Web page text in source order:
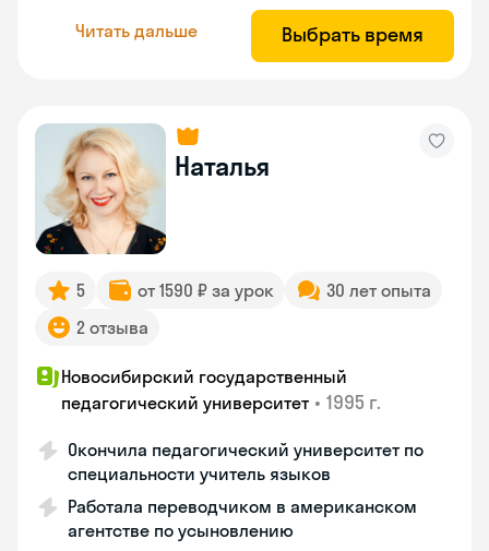
Читать дальше Выбрать время
Наталья
5 от 1590 ₽ за урок
30 лет опыта
2 отзыва
Новосибирский государственный
педагогический университет • 1995 г.
Окончила педагогический университет по
специальности учитель языков
Работала переводчиком в американском
агентстве по усыновлению